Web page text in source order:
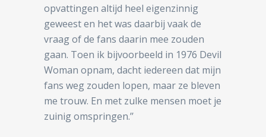
opvattingen altijd heel eigenzinnig
geweest en het was daarbij vaak de
vraag of de fans daarin mee zouden
gaan. Toen ik bijvoorbeeld in 1976 Devil
Woman opnam, dacht iedereen dat mijn
fans weg zouden lopen, maar ze bleven
me trouw. En met zulke mensen moet je
zuinig omspringen.’’